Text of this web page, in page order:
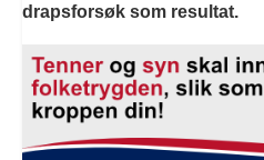
drapsforsøk som resultat.